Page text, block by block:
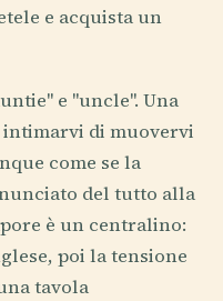
e acquista un
e "uncle". Una
di muovervi
come se la
del tutto alla
è un centralino:
poi la tensione
tavola